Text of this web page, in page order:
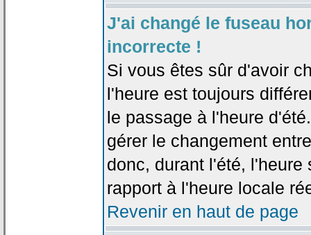
J'ai changé le fuseau
incorrecte !
Si vous êtes sûr d'avoir
l'heure est toujours
le passage à l'heure
gérer le changement
donc, durant l'été, l'heure
rapport à l'heure locale
Revenir en haut de page